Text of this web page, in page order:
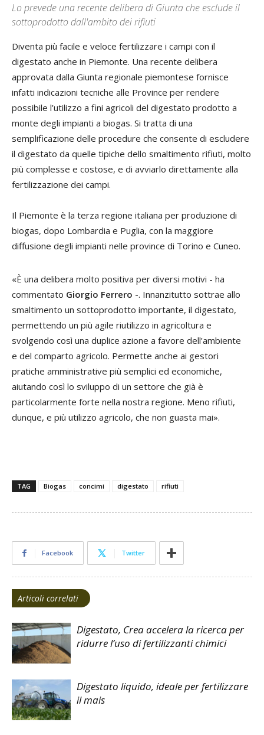
Lo prevede una recente delibera di Giunta che esclude il
sottoprodotto dall'ambito dei rifiuti
Diventa più facile e veloce fertilizzare i campi con il
digestato anche in Piemonte. Una recente delibera
approvata dalla Giunta regionale piemontese fornisce
infatti indicazioni tecniche alle Province per rendere
possibile l’utilizzo a fini agricoli del digestato prodotto a
monte degli impianti a biogas. Si tratta di una
semplificazione delle procedure che consente di escludere
il digestato da quelle tipiche dello smaltimento rifiuti, molto
più complesse e costose, e di avviarlo direttamente alla
fertilizzazione dei campi.
Il Piemonte è la terza regione italiana per produzione di
biogas, dopo Lombardia e Puglia, con la maggiore
diffusione degli impianti nelle province di Torino e Cuneo.
«È una delibera molto positiva per diversi motivi - ha
commentato Giorgio Ferrero -. Innanzitutto sottrae allo
smaltimento un sottoprodotto importante, il digestato,
permettendo un più agile riutilizzo in agricoltura e
svolgendo così una duplice azione a favore dell’ambiente
e del comparto agricolo. Permette anche ai gestori
pratiche amministrative più semplici ed economiche,
aiutando così lo sviluppo di un settore che già è
particolarmente forte nella nostra regione. Meno rifiuti,
dunque, e più utilizzo agricolo, che non guasta mai».
TAG Biogas concimi digestato rifiuti
Facebook Twitter
Articoli correlati
Digestato, Crea accelera la ricerca per
ridurre l’uso di fertilizzanti chimici
Digestato liquido, ideale per fertilizzare
il mais